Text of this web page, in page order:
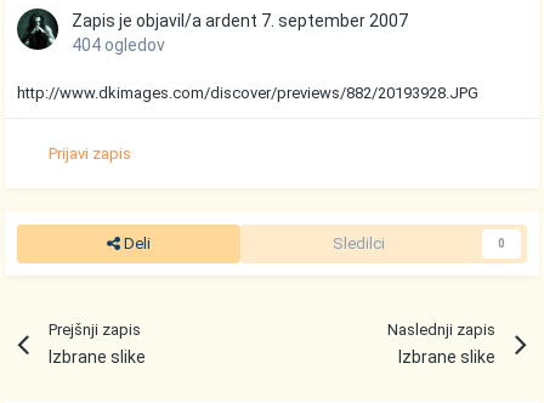
Zapis je objavil/aardent 7. september 2007
404 ogledov
http://www.dkimages.com/discover/previews/882/20193928.JPG
Prijavi zapis
Deli Sledilci 0
Prejšnji zapis
Izbrane slike
Naslednji zapis
Izbrane slike